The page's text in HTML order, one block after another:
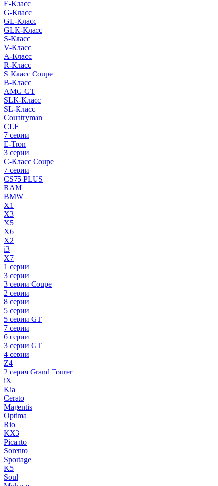
E-Класс
G-Класс
GL-Класс
GLK-Класс
S-Класс
V-Класс
A-Класс
R-Класс
S-Класс Сoupe
B-Класс
AMG GT
SLK-Класс
SL-Класс
Countryman
CLE
7 серии
E-Tron
3 серии
C-Класс Coupe
7 серии
CS75 PLUS
RAM
BMW
X1
X3
X5
X6
X2
i3
X7
1 серии
3 серии
3 серии Coupe
2 серии
8 серии
5 серии
5 серии GT
7 серии
6 серии
3 серии GT
4 серии
Z4
2 серия Grand Tourer
iX
Kia
Cerato
Magentis
Optima
Rio
KX3
Picanto
Sorento
Sportage
K5
Soul